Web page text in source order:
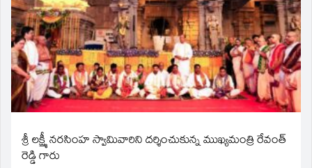
శ్రీ లక్ష్మీ నరసింహ స్వామివారిని దర్శించుకున్న ముఖ్యమంత్రి రేవంత్
రెడ్డి గారు